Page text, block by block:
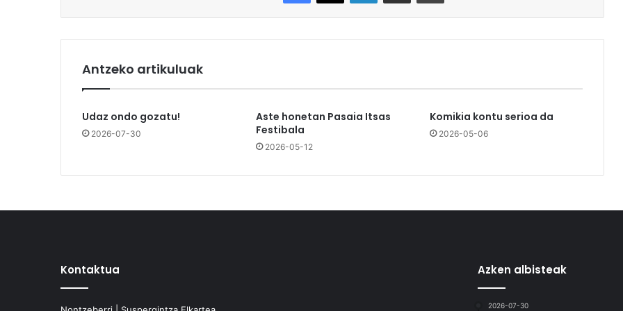
Antzeko artikuluak
Udaz ondo gozatu!
2026-07-30
Aste honetan Pasaia Itsas
Festibala
2026-05-12
Komikia kontu serioa da
2026-05-06
Kontaktua Azken albisteak
2026-07-30